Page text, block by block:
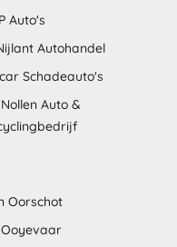
Auto's
Autohandel
Schadeauto's
Auto &
Oorschot
Ooyevaar